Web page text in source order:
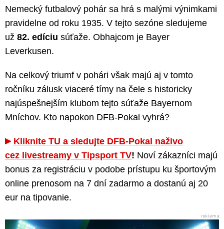
Nemecký futbalový pohár sa hrá s malými výnimkami
pravidelne od roku 1935. V tejto sezóne sledujeme
už 82. edíciu súťaže. Obhajcom je Bayer
Leverkusen.
Na celkový triumf v pohári však majú aj v tomto
ročníku zálusk viaceré tímy na čele s historicky
najúspešnejším klubom tejto súťaže Bayernom
Mníchov. Kto napokon DFB-Pokal vyhrá?
Kliknite TU a sledujte DFB-Pokal naživo
cez livestreamy v Tipsport TV! Noví zákazníci majú
bonus za registráciu v podobe prístupu ku športovým
online prenosom na 7 dní zadarmo a dostanú aj 20
eur na tipovanie.